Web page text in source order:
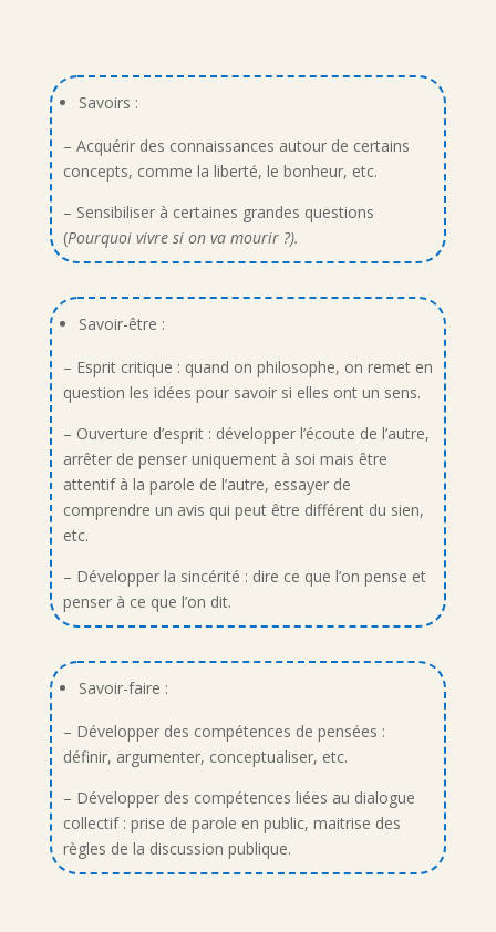
Savoirs :
– Acquérir des connaissances autour de certains
concepts, comme la liberté, le bonheur, etc.
– Sensibiliser à certaines grandes questions
(Pourquoi vivre si on va mourir ?).
Savoir-être :
– Esprit critique : quand on philosophe, on remet en
question les idées pour savoir si elles ont un sens.
– Ouverture d’esprit : développer l’écoute de l’autre,
arrêter de penser uniquement à soi mais être
attentif à la parole de l’autre, essayer de
comprendre un avis qui peut être différent du sien,
etc.
– Développer la sincérité : dire ce que l’on pense et
penser à ce que l’on dit.
Savoir-faire :
– Développer des compétences de pensées :
définir, argumenter, conceptualiser, etc.
– Développer des compétences liées au dialogue
collectif : prise de parole en public, maitrise des
règles de la discussion publique.